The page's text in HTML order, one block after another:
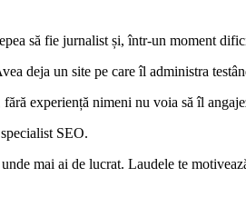
să fie jurnalist și, într-un moment
deja un site pe care îl administra
experiență nimeni nu voia să îl
SEO.
mai ai de lucrat. Laudele te